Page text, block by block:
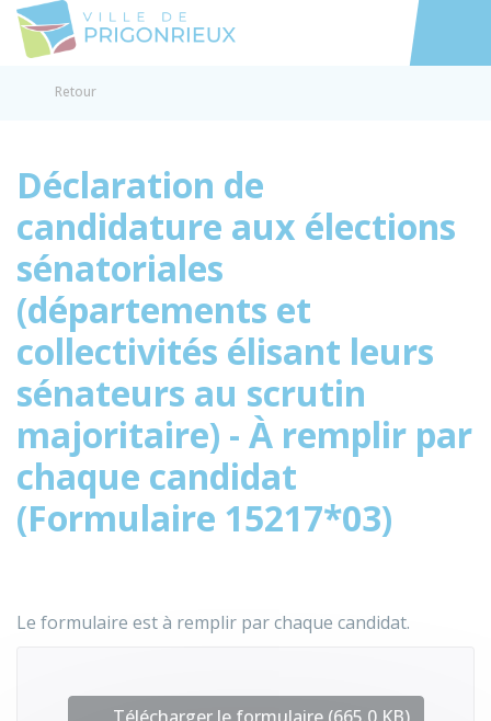
Accéder
Retour
Déclaration de
candidature aux élections
sénatoriales
(départements et
collectivités élisant leurs
sénateurs au scrutin
majoritaire) - À remplir par
chaque candidat
(Formulaire 15217*03)
Le formulaire est à remplir par chaque candidat.